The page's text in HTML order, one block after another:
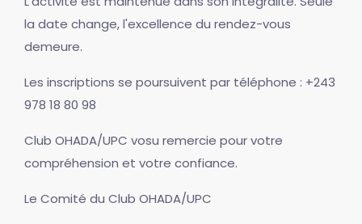
la date change, l'excellence du rendez-vous
demeure.
Les inscriptions se poursuivent par téléphone : +243
978 18 80 98
Club OHADA/UPC vosu remercie pour votre
compréhension et votre confiance.
Le Comité du Club OHADA/UPC